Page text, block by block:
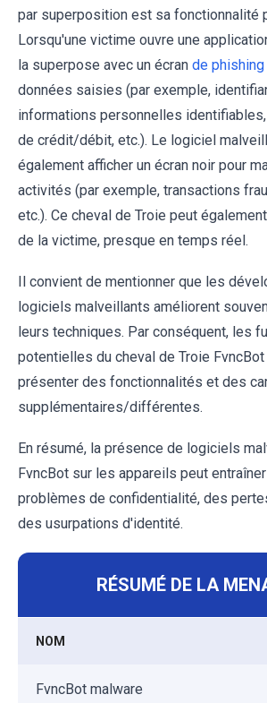
par superposition est sa fonctionnalité
Lorsqu'une victime ouvre une
la superpose avec un écran de phishing
données saisies (par exemple,
informations personnelles
de crédit/débit, etc.). Le logiciel
également afficher un écran noir pour
activités (par exemple, transactions
etc.). Ce cheval de Troie peut
de la victime, presque en temps réel.
Il convient de mentionner que les
logiciels malveillants améliorent
leurs techniques. Par conséquent, les
potentielles du cheval de Troie
présenter des fonctionnalités et des
supplémentaires/différentes.
En résumé, la présence de logiciels
FvncBot sur les appareils peut
problèmes de confidentialité, des
des usurpations d'identité.
RÉSUMÉ DE LA
NOM
FvncBot malware